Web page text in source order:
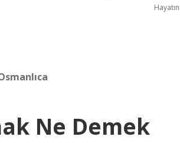
Ne Demek